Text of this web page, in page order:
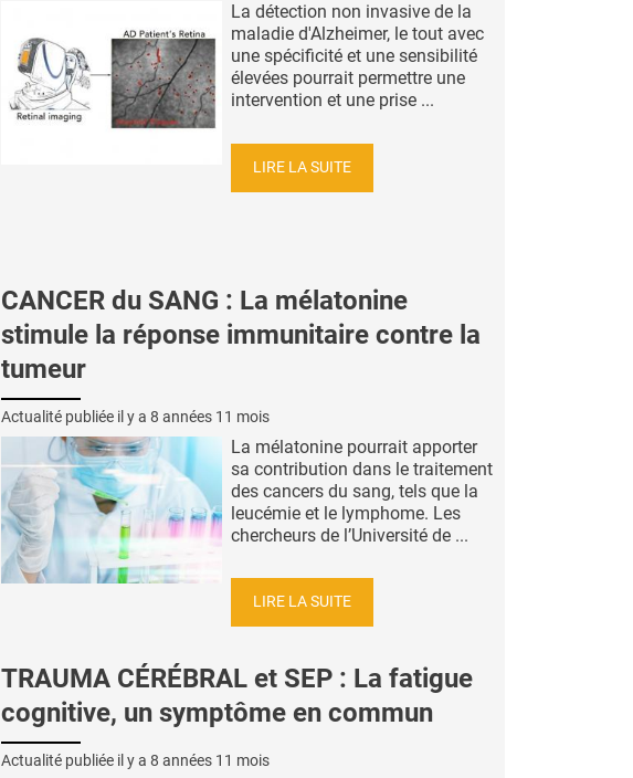
La détection non invasive de la
maladie d'Alzheimer, le tout avec
une spécificité et une sensibilité
élevées pourrait permettre une
intervention et une prise ...
LIRE LA SUITE
CANCER du SANG : La mélatonine
stimule la réponse immunitaire contre la
tumeur
Actualité publiée il y a 8 années 11 mois
La mélatonine pourrait apporter
sa contribution dans le traitement
des cancers du sang, tels que la
leucémie et le lymphome. Les
chercheurs de l’Université de ...
LIRE LA SUITE
TRAUMA CÉRÉBRAL et SEP : La fatigue
cognitive, un symptôme en commun
Actualité publiée il y a 8 années 11 mois